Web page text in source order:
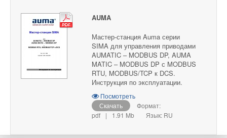
AUMA
Мастер-станция Auma серии
SIMA для управления приводами
AUMATIC – MODBUS DP, AUMA
MATIC – MODBUS DP с MODBUS
RTU, MODBUS/TCP к DCS.
Инструкция по эксплуатации.
Посмотреть
Скачать
Формат:
pdf
| 1.91 Mb Язык: RU